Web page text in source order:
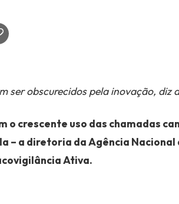
ser obscurecidos pela inovação, diz
o crescente uso das chamadas
– a diretoria da Agência
Ativa.